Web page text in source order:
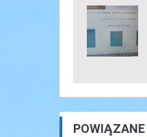
POWIĄZANE